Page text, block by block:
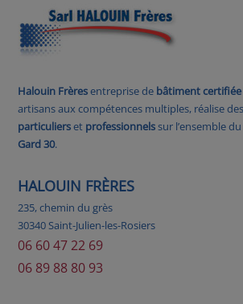
Halouin Frèresentreprise de bâtiment certifiée
artisans aux compétences multiples, réalise
particulierset professionnelssur l’ensemble
Gard 30.
HALOUIN FRÈRES
235, chemin du grès
30340 Saint-Julien-les-Rosiers
06 60 47 22 69
06 89 88 80 93